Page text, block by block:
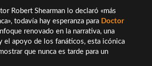
Robert Shearman lo declaró «más
todavía hay esperanza para Doctor
renovado en la narrativa, una
el apoyo de los fanáticos, esta icónica
que nunca es tarde para un